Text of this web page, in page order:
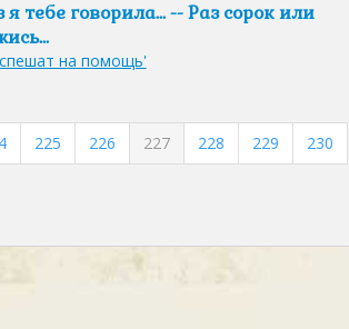
я тебе говорила... -- Раз сорок или
на помощь'
225 226 227 228 229
230